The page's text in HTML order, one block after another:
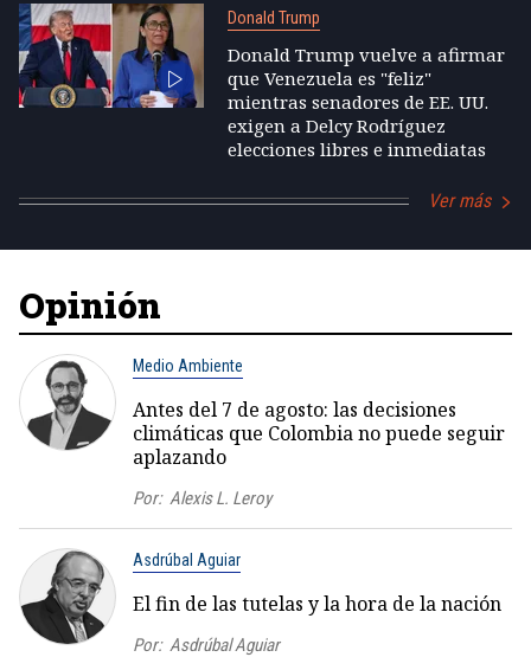
Donald Trump
Donald Trump vuelve a afirmar
que Venezuela es "feliz"
mientras senadores de EE. UU.
exigen a Delcy Rodríguez
elecciones libres e inmediatas
Ver más
Opinión
Medio Ambiente
Antes del 7 de agosto: las decisiones
climáticas que Colombia no puede seguir
aplazando
Por: Alexis L. Leroy
Asdrúbal Aguiar
El fin de las tutelas y la hora de la nación
Por: Asdrúbal Aguiar